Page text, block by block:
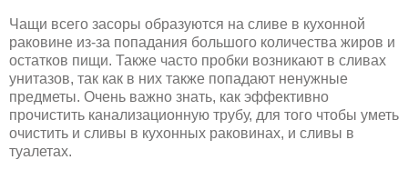
Чащи всего засоры образуются на сливе в кухонной
раковине из-за попадания большого количества жиров и
остатков пищи. Также часто пробки возникают в сливах
унитазов, так как в них также попадают ненужные
предметы. Очень важно знать, как эффективно
прочистить канализационную трубу, для того чтобы уметь
очистить и сливы в кухонных раковинах, и сливы в
туалетах.